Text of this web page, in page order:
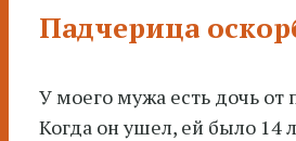
Падчерица
У моего мужа есть дочь от
Когда он ушел, ей было 14